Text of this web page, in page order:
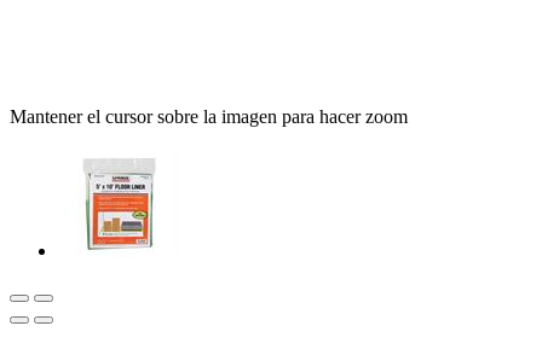
Mantener el cursor sobre la imagen para hacer zoom